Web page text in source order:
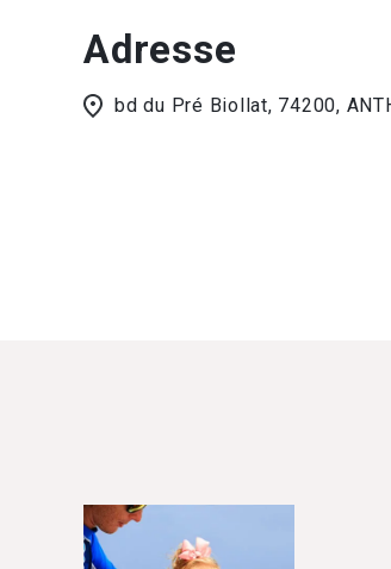
Adresse
bd du Pré Biollat, 74200,